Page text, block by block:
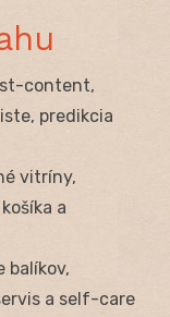
content,
predikcia
vitríny,
a
balíkov,
a self-care